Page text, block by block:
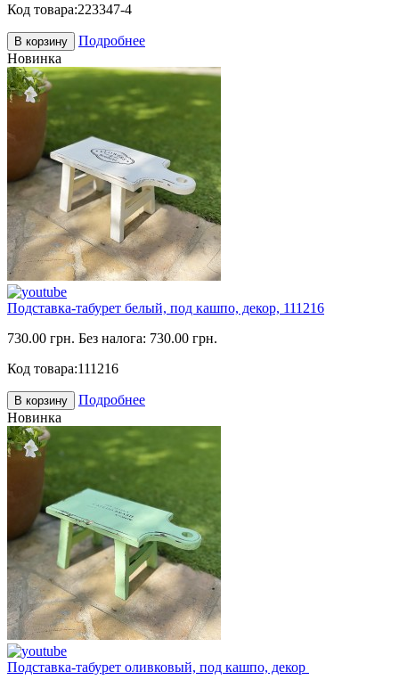
Код товара:223347-4
В корзину
Подробнее
Новинка
Подставка-табурет белый, под кашпо, декор, 111216
730.00 грн. Без налога: 730.00 грн.
Код товара:111216
В корзину
Подробнее
Новинка
Подставка-табурет оливковый, под кашпо, декор